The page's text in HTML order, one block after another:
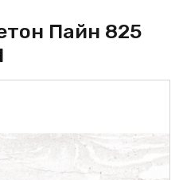
Пайн 825